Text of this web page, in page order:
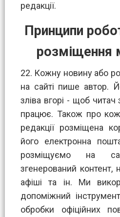
редакції.
Принципи
розміщення
22. Кожну новину або
на сайті пише автор.
зліва вгорі - щоб
працює. Також про
редакції розміщена
його електронна
розміщуємо на
згенерований контент,
афіші та ін. Ми
допоміжний
обробки офіційних